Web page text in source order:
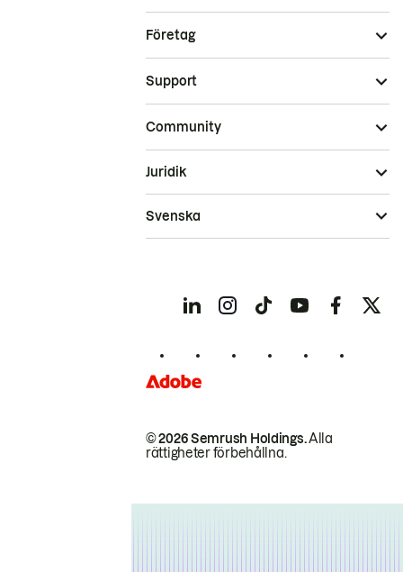
Företag
Support
Community
© 2026 Semrush Holdings.Alla
rättigheter förbehållna.
Juridik
Svenska